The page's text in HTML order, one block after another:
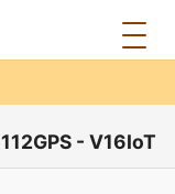
112GPS - V16IoT